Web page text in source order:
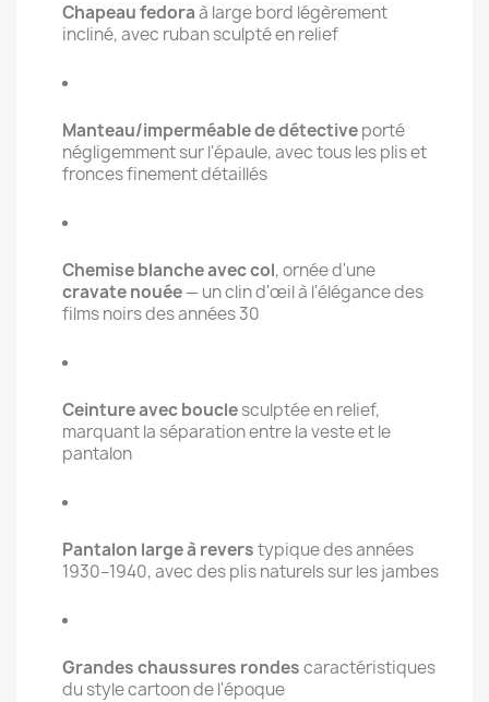
Chapeau fedoraà large bord légèrement
incliné, avec ruban sculpté en relief
Manteau/imperméable de détectiveporté
négligemment sur l'épaule, avec tous les plis et
fronces finement détaillés
Chemise blanche avec col, ornée d'une
cravate nouée— un clin d'œil à l'élégance des
films noirs des années 30
Ceinture avec bouclesculptée en relief,
marquant la séparation entre la veste et le
pantalon
Pantalon large à reverstypique des années
1930–1940, avec des plis naturels sur les jambes
Grandes chaussures rondescaractéristiques
du style cartoon de l'époque